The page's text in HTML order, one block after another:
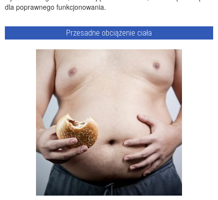
dla poprawnego funkcjonowania.
Przesadne obciążenie ciała